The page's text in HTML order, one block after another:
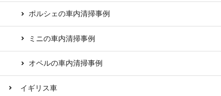
ポルシェの車内清掃事例
ミニの車内清掃事例
オペルの車内清掃事例
イギリス車